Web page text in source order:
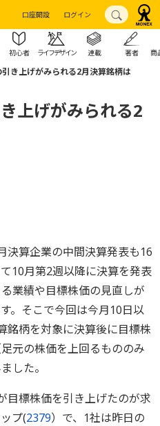
口座開設 ログイン
初心者 ライフデザイン 連載 著者 商
き上げがみられる2月決算銘柄は
上げがみられる2
決算企業の中間決算発表も16
10月第2週以降に決算を発表
業績や目標株価の見直しが
。そこで今回は今月10日以
銘柄を対象に決算後に目標株
元の株価を上回るもののみ
した。
目標株価を引き上げたのが求
プ(2379）で、1社は昨日の